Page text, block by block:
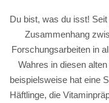
Du bist, was du isst!
Zusammenhang
Forschungsarbeiten in
Wahres in diesen
beispielsweise hat eine
Häftlinge, die